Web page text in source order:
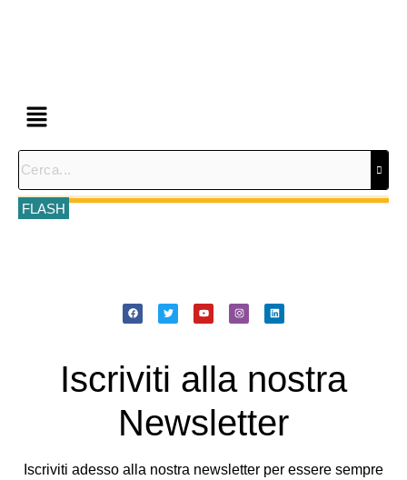
FLASH
Iscriviti alla nostra
Newsletter
Iscriviti adesso alla nostra newsletter per essere sempre